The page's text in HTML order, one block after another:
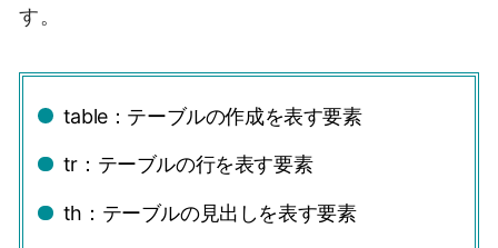
す。
table：テーブルの作成を表す要素
tr：テーブルの行を表す要素
th：テーブルの見出しを表す要素